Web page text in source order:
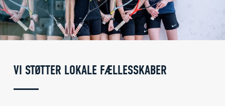
VI STØTTER LOKALE FÆLLESSKABER